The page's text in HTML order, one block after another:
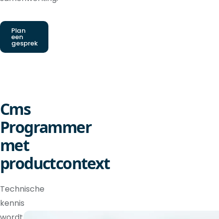
Plan
een
gesprek
Cms
Programmer
met
productcontext
Technische
kennis